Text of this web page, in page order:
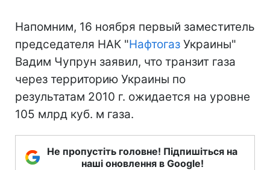
Напомним, 16 ноября первый заместитель
председателя НАК "Нафтогаз Украины"
Вадим Чупрун заявил, что транзит газа
через территорию Украины по
результатам 2010 г. ожидается на уровне
105 млрд куб. м газа.
Не пропустіть головне! Підпишіться на
наші оновлення в Google!